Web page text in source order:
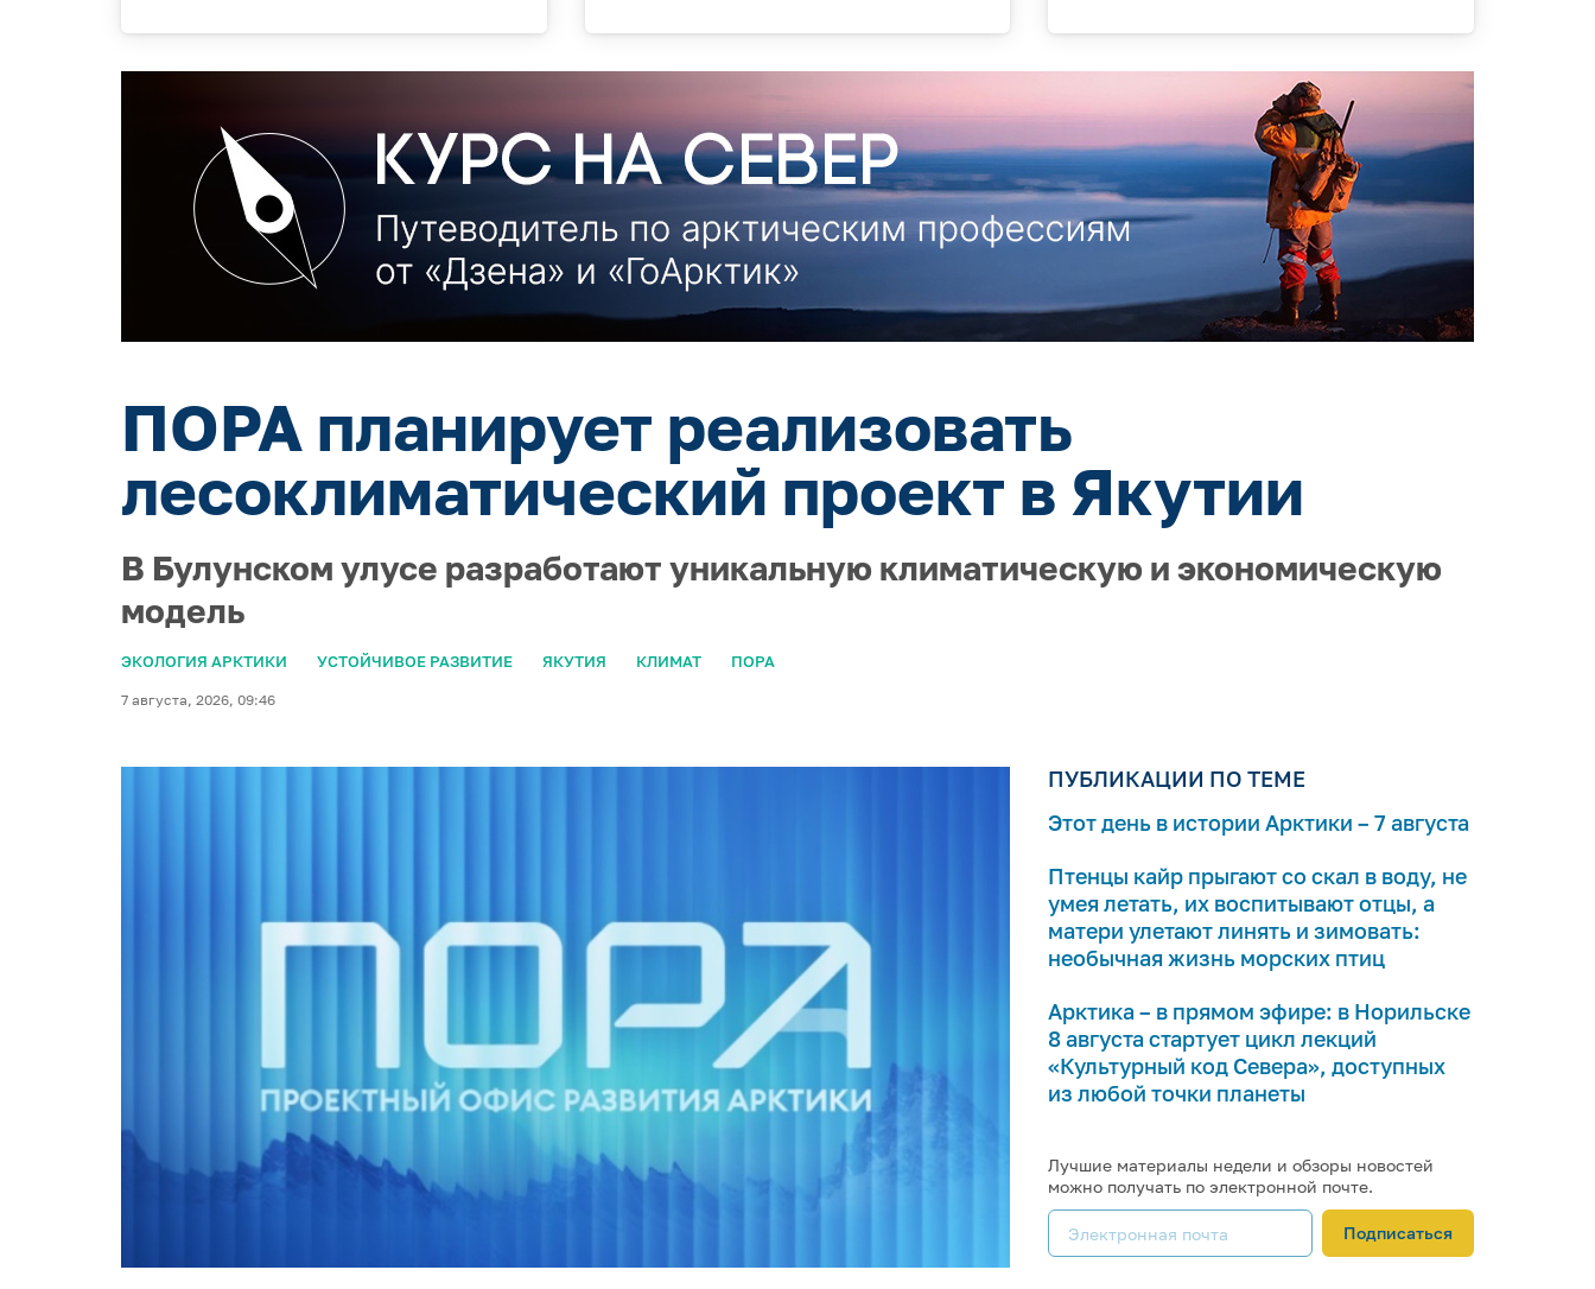
ПОРА планирует реализовать
лесоклиматический проект в Якутии
В Булунском улусе разработают уникальную климатическую и экономическую
модель
ЭКОЛОГИЯ АРКТИКИ УСТОЙЧИВОЕ РАЗВИТИЕ ЯКУТИЯ КЛИМАТ ПОРА
7 августа, 2026, 09:46
ПУБЛИКАЦИИ ПО ТЕМЕ
Этот день в истории Арктики – 7 августа
Птенцы кайр прыгают со скал в воду, не
умея летать, их воспитывают отцы, а
матери улетают линять и зимовать:
необычная жизнь морских птиц
Арктика – в прямом эфире: в Норильске
8 августа стартует цикл лекций
«Культурный код Севера», доступных
из любой точки планеты
Лучшие материалы недели и обзоры новостей
можно получать по электронной почте.
Подписаться